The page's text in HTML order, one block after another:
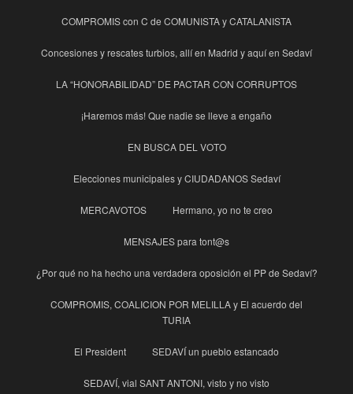
COMPROMIS con C de COMUNISTA y CATALANISTA
Concesiones y rescates turbios, allí en Madrid y aquí en Sedaví
LA “HONORABILIDAD” DE PACTAR CON CORRUPTOS
¡Haremos más! Que nadie se lleve a engaño
EN BUSCA DEL VOTO
Elecciones municipales y CIUDADANOS Sedaví
MERCAVOTOS Hermano, yo no te creo
MENSAJES para tont@s
¿Por qué no ha hecho una verdadera oposición el PP de Sedaví?
COMPROMIS, COALICION POR MELILLA y El acuerdo del
TURIA
El President SEDAVÍ un pueblo estancado
SEDAVÍ, vial SANT ANTONI, visto y no visto